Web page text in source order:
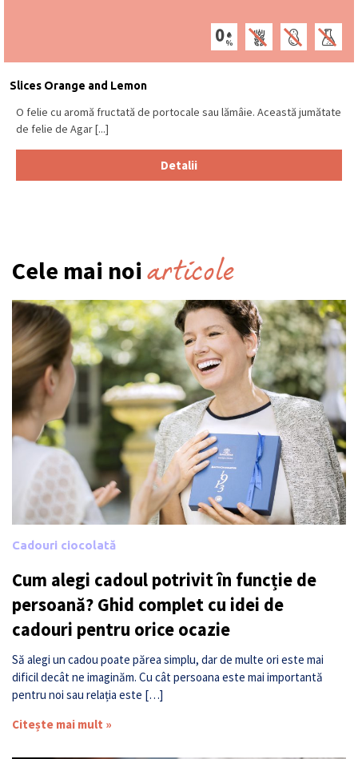
Slices Orange and Lemon
O felie cu aromă fructată de portocale sau lămâie. Această jumătate
de felie de Agar [...]
Detalii
Cele mai noi articole
Cadouri ciocolată
Cum alegi cadoul potrivit în funcție de
persoană? Ghid complet cu idei de
cadouri pentru orice ocazie
Să alegi un cadou poate părea simplu, dar de multe ori este mai
dificil decât ne imaginăm. Cu cât persoana este mai importantă
pentru noi sau relația este […]
Citește mai mult »